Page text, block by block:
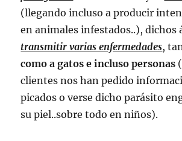
(llegando incluso a producir
en animales infestados..), dichos
transmitir varias enfermedades,
como a gatos e incluso personas
clientes nos han pedido
picados o verse dicho parásito
su piel..sobre todo en niños).